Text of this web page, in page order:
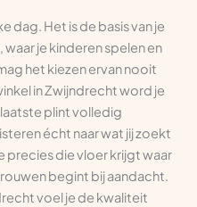
dag. Het is de basis van je
je kinderen spelen en
het kiezen ervan nooit
in Zwijndrecht word je
plint volledig
écht naar wat jij zoekt
precies die vloer krijgt waar
begint bij aandacht.
voel je de kwaliteit